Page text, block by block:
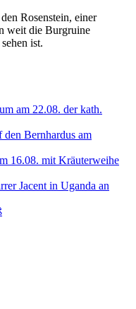
Rosenstein, einer
weit die Burgruine
ist.
am 22.08. der kath.
Bernhardus am
16.08. mit Kräuterweihe
Jacent in Uganda an